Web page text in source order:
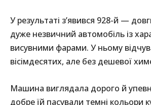
У результаті з’явився 928-й —
дуже незвичний автомобіль із
висувними фарами. У ньому
вісімдесятих, але без дешевої
Машина виглядала дорого й
добре їй пасували темні кольори